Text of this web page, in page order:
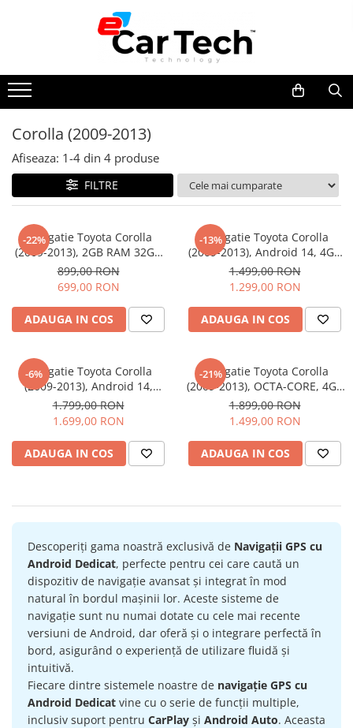
Summer sale
Navigatie dedicata
Navigatii Volkswagen
Navigatii Skoda
Navigatii Seat
Navigatii Ford
Navigatii Opel
Navigatii Hyundai
Navigatii Toyota
Navigatii Dacia
Navigatii Audi
Navigatii BMW
Navigatii Mercedes
Navigatii Fiat
Navigatii Suzuki
Navigatii Mitsubishi
Navigatii Volvo
Navigatii KIA
Navigatii Renault
Navigatii Mazda
Navigatii Smart
Navigatii Chevrolet
Navigatii Honda
Corolla (2009-2013)
Afiseaza: 1-4 din 4 produse
FILTRE
-22%
Navigatie Toyota Corolla
(2009-2013), 2GB RAM 32GB
Android,Carplay si Android
auto, dedicata, ecran 9 inch
899,00 RON
699,00 RON
ADAUGA IN COS
-13%
Navigatie Toyota Corolla
(2009-2013), Android 14, 4GB
RAM, SIM 4G, DSP, Carplay si
Android auto, ecran 9 inch
1.499,00 RON
1.299,00 RON
ADAUGA IN COS
-6%
Navigatie Toyota Corolla
(2009-2013), Android 14,
OCTA-CORE 2.0 GHz, 8GB RAM
128GB, SIM 4G, DSP, Carplay
si Android auto, ecran 9 inch
1.799,00 RON
1.699,00 RON
ADAUGA IN COS
-21%
Navigatie Toyota Corolla
(2009-2013), OCTA-CORE, 4GB
RAM 64 GB ROM, Android 14,
ecran 2K QLED 2000 X 1200
PX, 9.5 inch - ECARTECH
1.899,00 RON
1.499,00 RON
ADAUGA IN COS
Descoperiți gama noastră exclusivă de Navigații GPS cu
Android Dedicat, perfecte pentru cei care caută un
dispozitiv de navigație avansat și integrat în mod
natural în bordul mașinii lor. Aceste sisteme de
navigație sunt nu numai dotate cu cele mai recente
versiuni de Android, dar oferă și o integrare perfectă în
bord, asigurând o experiență de utilizare fluidă și
intuitivă.
Fiecare dintre sistemele noastre de navigație GPS cu
Android Dedicat vine cu o serie de funcții multiple,
inclusiv suport pentru CarPlay și Android Auto. Aceasta